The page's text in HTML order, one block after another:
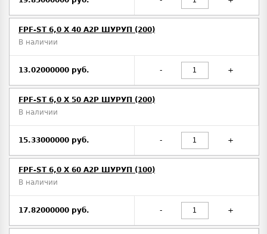
FPF-ST 6,0 X 40 A2P ШУРУП (200)
В наличии
13.02000000 руб. - +
FPF-ST 6,0 X 50 A2P ШУРУП (200)
В наличии
15.33000000 руб. - +
FPF-ST 6,0 X 60 A2P ШУРУП (100)
В наличии
17.82000000 руб. - +